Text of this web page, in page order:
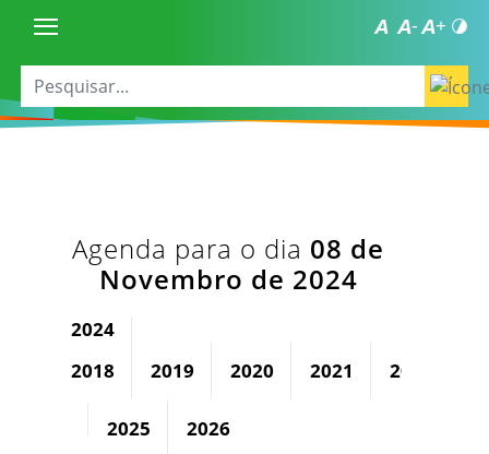
Agenda para o dia 08 de
Novembro de 2024
2024
2018
2019 2020 2021 2022
2025 2026